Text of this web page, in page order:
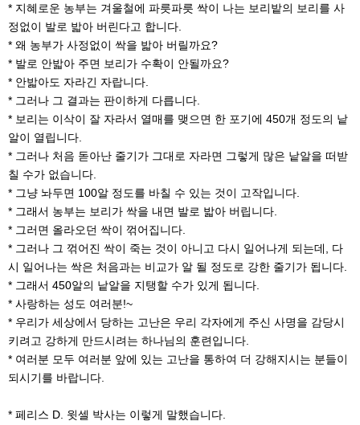
* 지혜로운 농부는 겨울철에 파릇파릇 싹이 나는 보리밭의 보리를 사
정없이 발로 밟아 버린다고 합니다.
* 왜 농부가 사정없이 싹을 밟아 버릴까요?
* 발로 안밟아 주면 보리가 수확이 안될까요?
* 안밟아도 자라긴 자랍니다.
* 그러나 그 결과는 판이하게 다릅니다.
* 보리는 이삭이 잘 자라서 열매를 맺으면 한 포기에 450개 정도의 낱
알이 열립니다.
* 그러나 처음 돋아난 줄기가 그대로 자라면 그렇게 많은 낱알을 떠받
칠 수가 없습니다.
* 그냥 놔두면 100알 정도를 바칠 수 있는 것이 고작입니다.
* 그래서 농부는 보리가 싹을 내면 발로 밟아 버립니다.
* 그러면 올라오던 싹이 꺾어집니다.
* 그러나 그 꺾어진 싹이 죽는 것이 아니고 다시 일어나게 되는데, 다
시 일어나는 싹은 처음과는 비교가 알 될 정도로 강한 줄기가 됩니다.
* 그래서 450알의 낱알을 지탱할 수가 있게 됩니다.
* 사랑하는 성도 여러분!~
* 우리가 세상에서 당하는 고난은 우리 각자에게 주신 사명을 감당시
키려고 강하게 만드시려는 하나님의 훈련입니다.
* 여러분 모두 여러분 앞에 있는 고난을 통하여 더 강해지시는 분들이
되시기를 바랍니다.
* 페리스 D. 윗셀 박사는 이렇게 말했습니다.